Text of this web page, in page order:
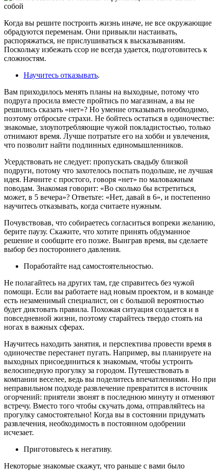
Когда вы решите построить жизнь иначе, не все окружающие
обрадуются переменам. Они привыкли настаивать,
распоряжаться, не прислушиваться к высказываниям.
Поскольку избежать ссор не всегда удается, подготовитесь к
сложностям.
Научитесь отказывать.
Вам приходилось менять планы на выходные, потому что
подруга просила вместе пройтись по магазинам, а вы не
решились сказать «нет»? Но умение отказывать необходимо,
поэтому отбросьте страхи. Не бойтесь остаться в одиночестве:
знакомые, злоупотребляющие чужой покладистостью, только
отнимают время. Лучше потратьте его на хобби и увлечения,
что позволит найти подлинных единомышленников.
Усердствовать не следует: пропускать свадьбу близкой
подруги, потому что захотелось поспать подольше, не лучшая
идея. Начните с простого, говоря «нет» по маловажным
поводам. Знакомая говорит: «Во сколько бы встретиться,
может, в 5 вечера»? Ответьте: «Нет, давай в 6», и постепенно
научитесь отказывать, когда считаете нужным.
Почувствовав, что собираетесь согласиться вопреки желанию,
берите паузу. Скажите, что хотите принять обдуманное
решение и сообщите его позже. Выиграв время, вы сделаете
выбор без постороннего давления.
Поработайте над самостоятельностью.
Не полагайтесь на других там, где справитесь без чужой
помощи. Если вы работаете над новым проектом, и в команде
есть незаменимый специалист, он с большой вероятностью
будет диктовать правила. Похожая ситуация создается и в
повседневной жизни, поэтому старайтесь твердо стоять на
ногах в важных сферах.
Научитесь находить занятия, и перспектива провести время в
одиночестве перестанет пугать. Например, вы планируете на
выходных присоединиться к знакомым, чтобы устроить
велосипедную прогулку за городом. Путешествовать в
компании веселее, ведь вы поделитесь впечатлениями. Но при
неправильном подходе развлечение превратится в источник
огорчений: приятели звонят в последнюю минуту и отменяют
встречу. Вместо того чтобы скучать дома, отправляйтесь на
прогулку самостоятельно! Когда вы в состоянии придумать
развлечения, необходимость в постоянном одобрении
исчезает.
Приготовьтесь к негативу.
Некоторые знакомые скажут, что раньше с вами было